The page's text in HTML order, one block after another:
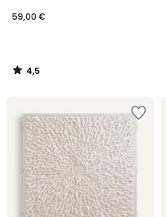
59,00 €
4,5
/